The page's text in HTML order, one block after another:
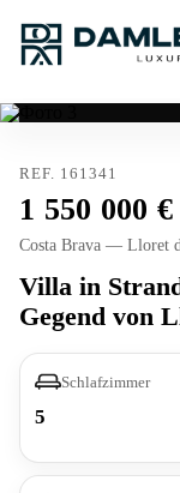
REF. 161341
1 550 000
Costa Brava — Lloret
Villa in
Gegend von
Schlafzimmer
5